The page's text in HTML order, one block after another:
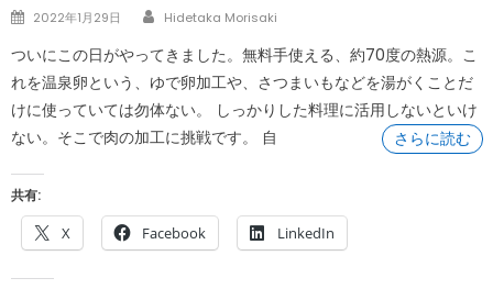
Posted
2022年1月29日 Author
Hidetaka Morisaki
ついにこの日がやってきました。無料手使える、約70度の熱源。こ
れを温泉卵という、ゆで卵加工や、さつまいもなどを湯がくことだ
けに使っていては勿体ない。 しっかりした料理に活用しないといけ
ない。そこで肉の加工に挑戦です。 自
さらに読む
共有:
X Facebook LinkedIn